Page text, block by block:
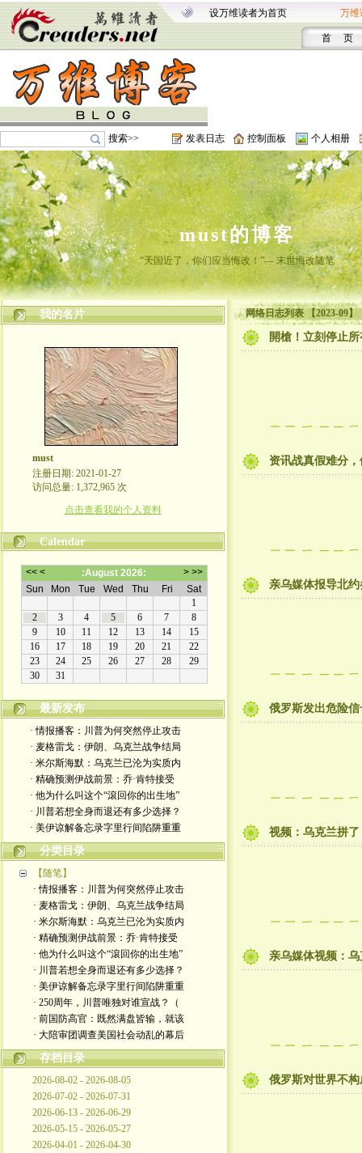
设万维读者为首页 万维
首 页
搜索>> 发表日志 控制面板 个人相册
must的博客
“天国近了，你们应当悔改！”— 末世悔改随笔
我的名片
must
注册日期: 2021-01-27
访问总量: 1,372,965 次
点击查看我的个人资料
Calendar
最新发布
· 情报播客：川普为何突然停止攻击
· 麦格雷戈：伊朗、乌克兰战争结局
· 米尔斯海默：乌克兰已沦为实质内
· 精确预测伊战前景：乔·肯特接受
· 他为什么叫这个“滾回你的出生地”
· 川普若想全身而退还有多少选择？
· 美伊谅解备忘录字里行间陷阱重重
分类目录
【随笔】
· 情报播客：川普为何突然停止攻击
· 麦格雷戈：伊朗、乌克兰战争结局
· 米尔斯海默：乌克兰已沦为实质内
· 精确预测伊战前景：乔·肯特接受
· 他为什么叫这个“滾回你的出生地”
· 川普若想全身而退还有多少选择？
· 美伊谅解备忘录字里行间陷阱重重
· 250周年，川普唯独对谁宣战？（
· 前国防高官：既然满盘皆输，就该
· 大陪审团调查美国社会动乱的幕后
存档目录
2026-08-02 - 2026-08-05
2026-07-02 - 2026-07-31
2026-06-13 - 2026-06-29
2026-05-15 - 2026-05-27
2026-04-01 - 2026-04-30
网络日志列表 【2023-09】
開槍！立刻停止
资讯战真假难分
亲乌媒体报导北
俄罗斯发出危险
视频：乌克兰拼
亲乌媒体视频：
俄罗斯对世界不